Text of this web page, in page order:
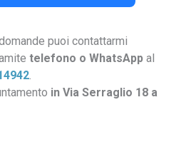
puoi contattarmi
telefono o WhatsApp al
.
in Via Serraglio 18 a